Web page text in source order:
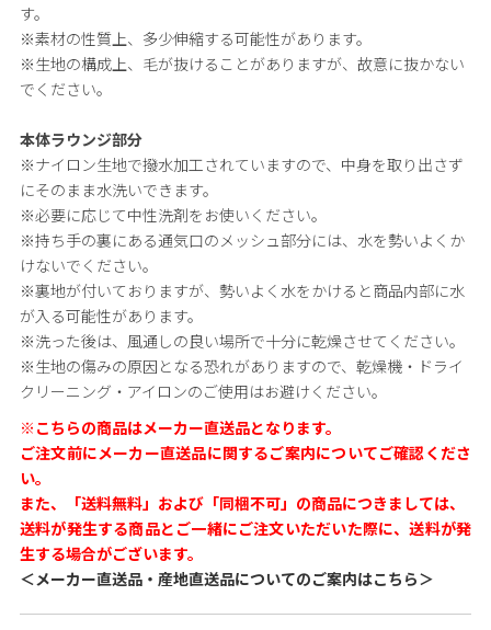
す。
※素材の性質上、多少伸縮する可能性があります。
※生地の構成上、毛が抜けることがありますが、故意に抜かない
でください。
本体ラウンジ部分
※ナイロン生地で撥水加工されていますので、中身を取り出さず
にそのまま水洗いできます。
※必要に応じて中性洗剤をお使いください。
※持ち手の裏にある通気口のメッシュ部分には、水を勢いよくか
けないでください。
※裏地が付いておりますが、勢いよく水をかけると商品内部に水
が入る可能性があります。
※洗った後は、風通しの良い場所で十分に乾燥させてください。
※生地の傷みの原因となる恐れがありますので、乾燥機・ドライ
クリーニング・アイロンのご使用はお避けください。
※こちらの商品はメーカー直送品となります。
ご注文前にメーカー直送品に関するご案内についてご確認くださ
い。
また、「送料無料」および「同梱不可」の商品につきましては、
送料が発生する商品とご一緒にご注文いただいた際に、送料が発
生する場合がございます。
＜メーカー直送品・産地直送品についてのご案内はこちら＞